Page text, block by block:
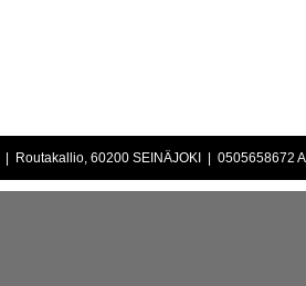
| Routakallio, 60200 SEINÄJOKI | 0505658672